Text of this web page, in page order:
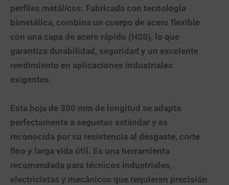
perfiles metálicos. Fabricada con tecnología
bimetálica, combina un cuerpo de acero flexible
con una capa de acero rápido (HSS), lo que
garantiza durabilidad, seguridad y un excelente
rendimiento en aplicaciones industriales
exigentes.
Esta hoja de 300 mm de longitud se adapta
perfectamente a seguetas estándar y es
reconocida por su resistencia al desgaste, corte
fino y larga vida útil. Es una herramienta
recomendada para técnicos industriales,
electricistas y mecánicos que requieren precisión